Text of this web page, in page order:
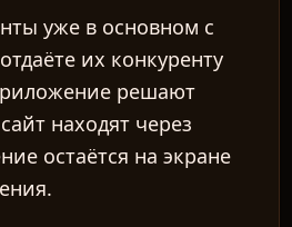
уже в основном с
их конкуренту
решают
находят через
остаётся на экране